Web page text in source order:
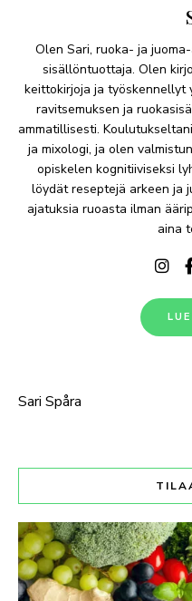
Olen Sari, ruoka- ja
sisällöntuottaja. Olen
keittokirjoja ja työskennellyt
ravitsemuksen ja
ammatillisesti.
ja mixologi, ja olen
opiskelen kognitiiviseksi
löydät reseptejä arkeen ja
ajatuksia ruoasta ilman
aina
Sari Spåra